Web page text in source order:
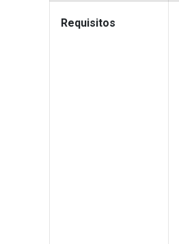
Requisitos